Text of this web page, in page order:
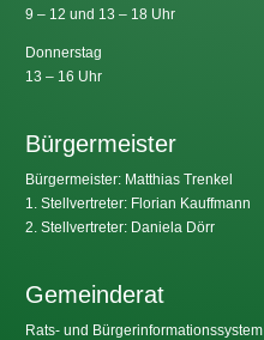
9 – 12 und 13 – 18 Uhr
Donnerstag
13 – 16 Uhr
Bürgermeister
Bürgermeister: Matthias Trenkel
1. Stellvertreter: Florian Kauffmann
2. Stellvertreter: Daniela Dörr
Gemeinderat
Rats- und Bürgerinformationssystem